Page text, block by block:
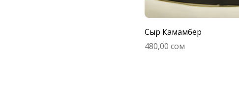
Сыр Камамбер
Цена
480,00 сом